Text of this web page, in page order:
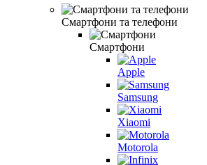
Смартфони та телефони
Смартфони
Apple
Samsung
Xiaomi
Motorola